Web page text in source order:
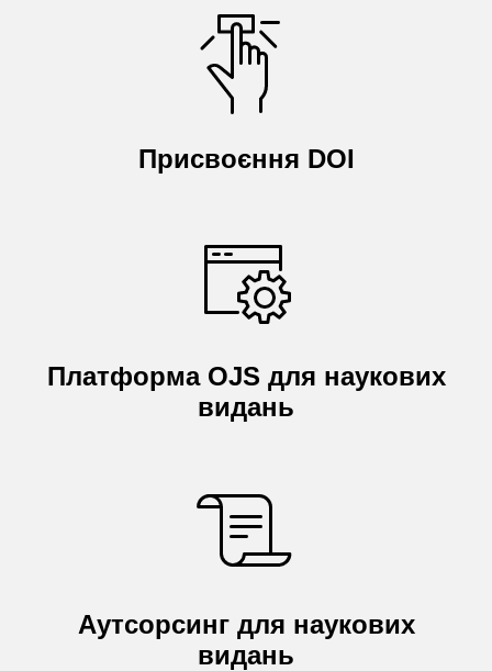
Присвоєння DOI
Платформа OJS для наукових
видань
Аутсорсинг для наукових
видань